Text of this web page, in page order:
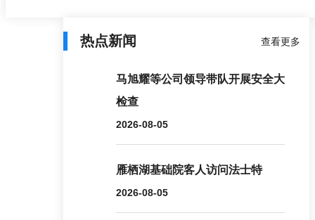
热点新闻 查看更多
马旭耀等公司领导带队开展安全大
检查
2026-08-05
雁栖湖基础院客人访问法士特
2026-08-05